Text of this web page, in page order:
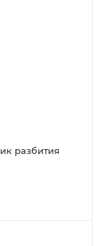
разбития